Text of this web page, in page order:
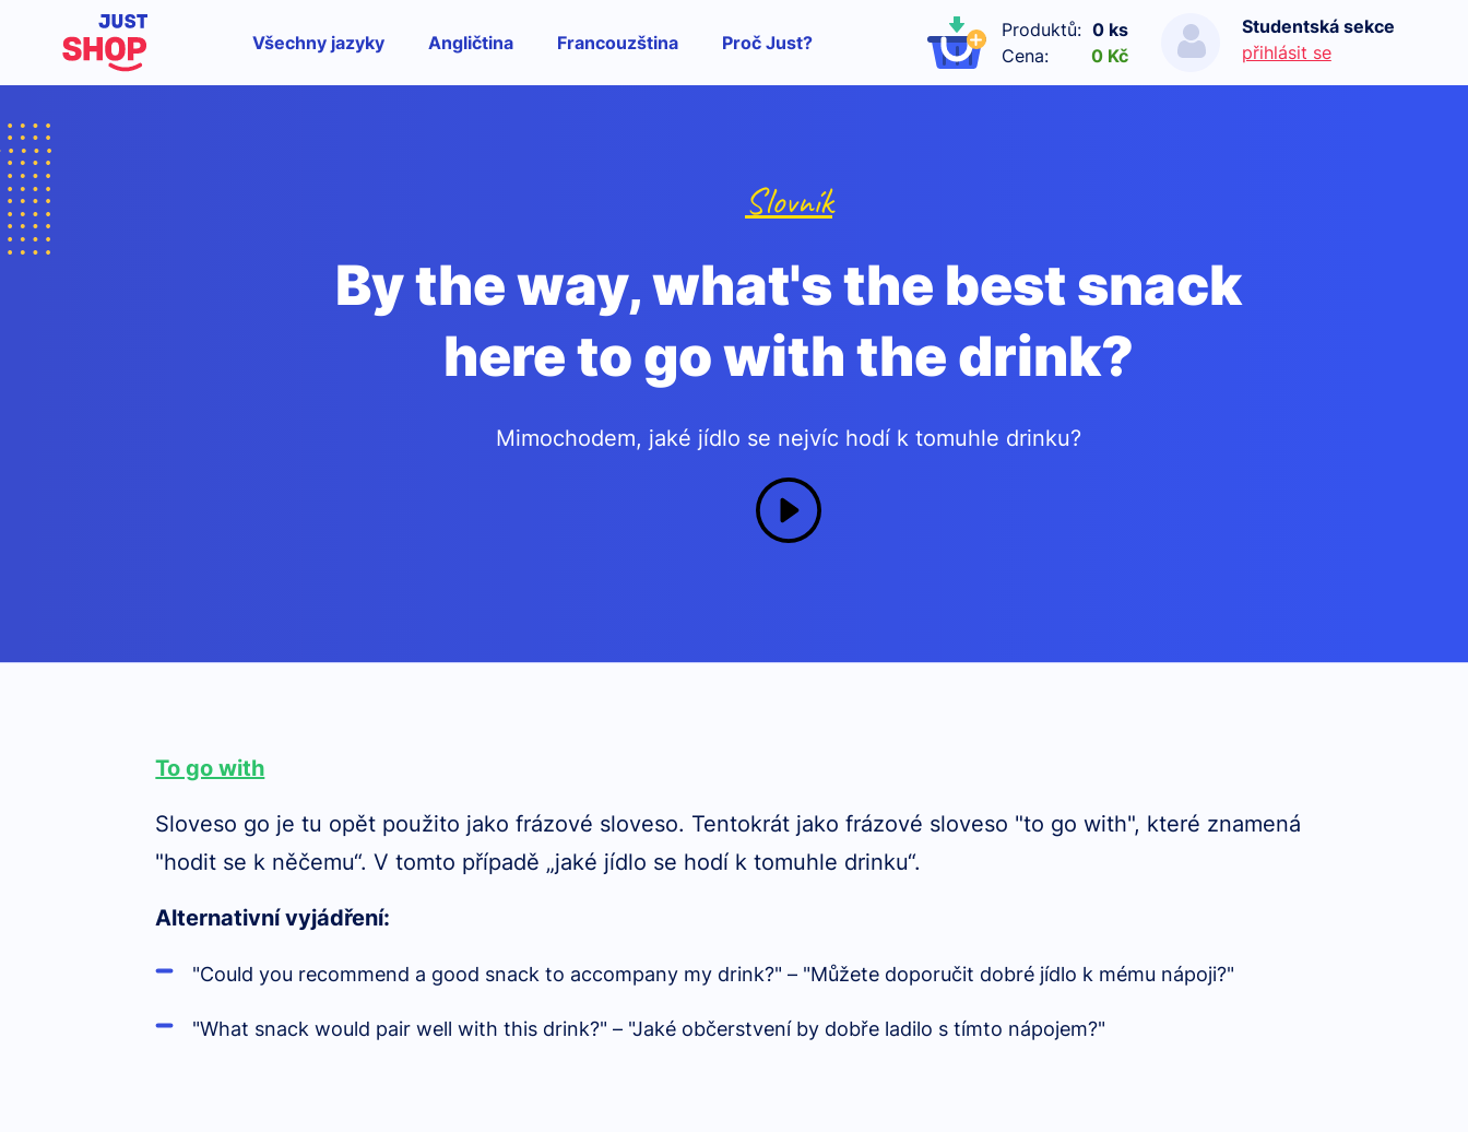
Všechny jazyky Angličtina Francouzština Proč Just?
Produktů: 0 ks
Cena:
0 Kč
Studentská sekce
přihlásit se
Slovník
By the way, what's the best snack
here to go with the drink?
Mimochodem, jaké jídlo se nejvíc hodí k tomuhle drinku?
To go with
Sloveso go je tu opět použito jako frázové sloveso. Tentokrát jako frázové sloveso "to go with", které znamená
"hodit se k něčemu“. V tomto případě „jaké jídlo se hodí k tomuhle drinku“.
Alternativní vyjádření:
"Could you recommend a good snack to accompany my drink?" – "Můžete doporučit dobré jídlo k mému nápoji?"
"What snack would pair well with this drink?" – "Jaké občerstvení by dobře ladilo s tímto nápojem?"